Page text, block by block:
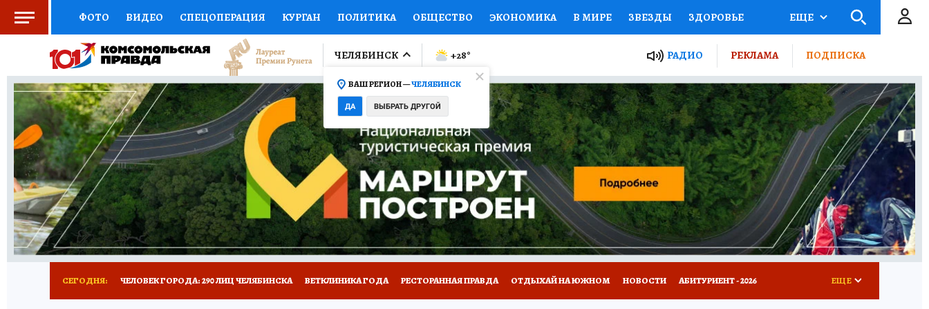
ФОТО ВИДЕО СПЕЦОПЕРАЦИЯ КУРГАН ПОЛИТИКА ОБЩЕСТВО ЭКОНОМИКА В МИРЕ ЗВЕЗДЫ ЗДОРОВЬЕ
СОЦПОДДЕРЖКА НАУКА СПОРТ КОЛУМНИСТЫ ПРОИСШЕСТВИЯ НАЦИОНАЛЬНЫЕ ПРОЕКТЫ РОССИИ
ВЫБОР ЭКСПЕРТОВ ДОКТОР ФИНАНСЫ ОТКРЫВАЕМ МИР Я ЗНАЮ СЕМЬЯ ЖЕНСКИЕ СЕКРЕТЫ ПУТЕВОДИТЕЛЬ
КНИЖНАЯ ПОЛКА ПРОГНОЗЫ НА СПОРТ ПРОМОКОДЫ СЕРИАЛЫ СПЕЦПРОЕКТЫ ДЕФИЦИТ ЖЕЛЕЗА ТУРИЗМ
ПРЕСС-ЦЕНТР НЕДВИЖИМОСТЬ ТЕЛЕВИЗОР КОЛЛЕКЦИИ КОНКУРСЫ РАБОТА У НАС ГИД ПОТРЕБИТЕЛЯ ВСЕ О КП
РАДИО КП ТЕСТЫ НОВОЕ НА САЙТЕ
ЕЩЕ
ЧЕЛЯБИНСК
ВАШ РЕГИОН —ЧЕЛЯБИНСК
ДА ВЫБРАТЬ ДРУГОЙ
+28° РАДИО РЕКЛАМА ПОДПИСКА
СЕГОДНЯ: ЧЕЛОВЕК ГОРОДА: 290 ЛИЦ ЧЕЛЯБИНСКА ВЕТКЛИНИКА ГОДА РЕСТОРАННАЯ ПРАВДА ОТДЫХАЙ НА ЮЖНОМ НОВОСТИ АБИТУРИЕНТ - 2026 ЕЩЕ